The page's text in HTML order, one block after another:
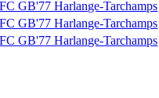
FC GB'77 Harlange-Tarchamps
FC GB'77 Harlange-Tarchamps
FC GB'77 Harlange-Tarchamps